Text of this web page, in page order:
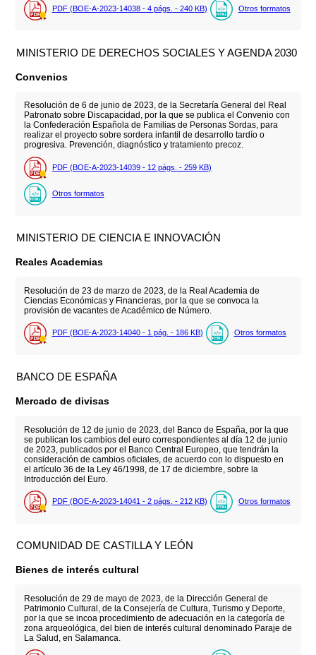
PDF (BOE-A-2023-14038 - 4 págs. - 240 KB) Otros formatos
MINISTERIO DE DERECHOS SOCIALES Y AGENDA 2030
Convenios
Resolución de 6 de junio de 2023, de la Secretaría General del Real
Patronato sobre Discapacidad, por la que se publica el Convenio con
la Confederación Española de Familias de Personas Sordas, para
realizar el proyecto sobre sordera infantil de desarrollo tardío o
progresiva. Prevención, diagnóstico y tratamiento precoz.
PDF (BOE-A-2023-14039 - 12 págs. - 259 KB)
Otros formatos
MINISTERIO DE CIENCIA E INNOVACIÓN
Reales Academias
Resolución de 23 de marzo de 2023, de la Real Academia de
Ciencias Económicas y Financieras, por la que se convoca la
provisión de vacantes de Académico de Número.
PDF (BOE-A-2023-14040 - 1 pág. - 186 KB) Otros formatos
BANCO DE ESPAÑA
Mercado de divisas
Resolución de 12 de junio de 2023, del Banco de España, por la que
se publican los cambios del euro correspondientes al día 12 de junio
de 2023, publicados por el Banco Central Europeo, que tendrán la
consideración de cambios oficiales, de acuerdo con lo dispuesto en
el artículo 36 de la Ley 46/1998, de 17 de diciembre, sobre la
Introducción del Euro.
PDF (BOE-A-2023-14041 - 2 págs. - 212 KB) Otros formatos
COMUNIDAD DE CASTILLA Y LEÓN
Bienes de interés cultural
Resolución de 29 de mayo de 2023, de la Dirección General de
Patrimonio Cultural, de la Consejería de Cultura, Turismo y Deporte,
por la que se incoa procedimiento de adecuación en la categoría de
zona arqueológica, del bien de interés cultural denominado Paraje de
La Salud, en Salamanca.